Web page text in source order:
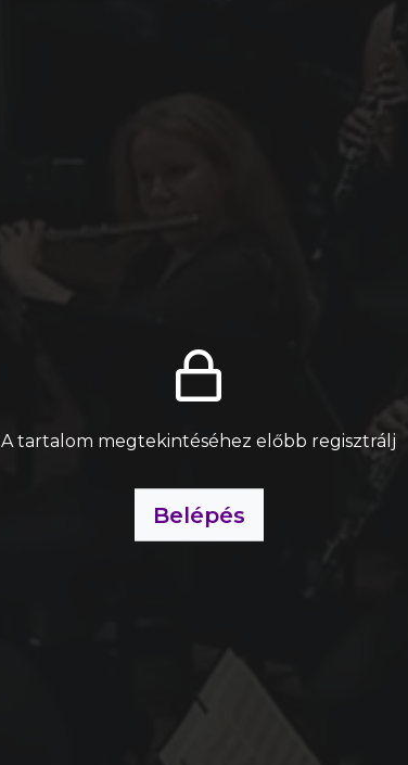
A tartalom megtekintéséhez előbb regisztrálj
Belépés